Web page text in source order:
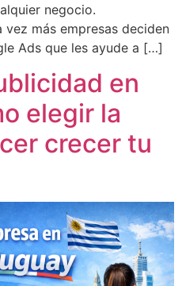
negocio.
más empresas deciden
Ads que les ayude a […]
en
elegir la
crecer tu